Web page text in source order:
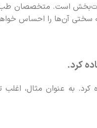
است. متخصصان طب
به سختی آن‌ها را احساس
کرد.
به عنوان مثال، اغلب